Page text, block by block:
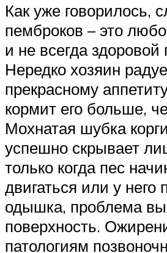
Как уже говорилось,
пемброков – это
и не всегда
Нередко хозяин
прекрасному
кормит его больше,
Мохнатая шубка
успешно скрывает
только когда пес
двигаться или у него
одышка, проблема
поверхность.
патологиям